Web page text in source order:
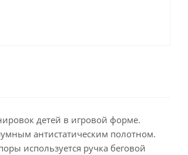
детей в игровой форме.
антистатическим полотном.
используется ручка беговой